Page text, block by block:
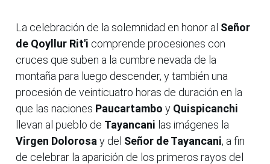
La celebración de la solemnidad en honor al Señor
de Qoyllur Rit'i comprende procesiones con
cruces que suben a la cumbre nevada de la
montaña para luego descender, y también una
procesión de veinticuatro horas de duración en la
que las naciones Paucartambo y Quispicanchi
llevan al pueblo de Tayancani las imágenes la
Virgen Dolorosa y del Señor de Tayancani, a fin
de celebrar la aparición de los primeros rayos del